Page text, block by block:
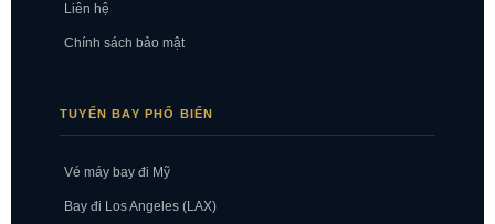
Liên hệ
Chính sách bảo mật
TUYẾN BAY PHỔ BIẾN
Vé máy bay đi Mỹ
Bay đi Los Angeles (LAX)